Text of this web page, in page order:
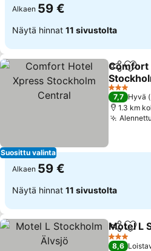
Alkaen 59 €
Näytä hinnat 11 sivustolta
Suosittu valinta
Jaa
Comfort
3
7,7 Hyvä
1.3 km
Alkaen 59 €
Näytä hinnat 11 sivustolta
Jaa
Motel L
3
8,6